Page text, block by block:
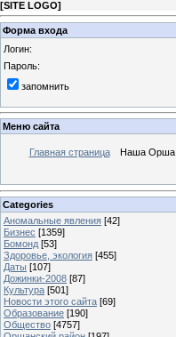
[SITE LOGO]
Форма входа
Логин:
Пароль:
запомнить
Меню сайта
Главная страница Наша Орша
Categories
Аномальные явления [42]
Бизнес [1359]
Бомонд [53]
Здоровье, экология [455]
Даты [107]
Дожинки-2008 [87]
Культура [501]
Новости этого сайта [69]
Образование [190]
Общество [4757]